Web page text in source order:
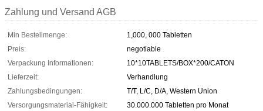
Zahlung und Versand AGB
Min Bestellmenge:
1,000, 000 Tabletten
Preis:
negotiable
Verpackung Informationen:
10*10TABLETS/BOX*200/CATON
Lieferzeit:
Verhandlung
Zahlungsbedingungen:
T/T, L/C, D/A, Western Union
Versorgungsmaterial-Fähigkeit:
30.000.000 Tabletten pro Monat